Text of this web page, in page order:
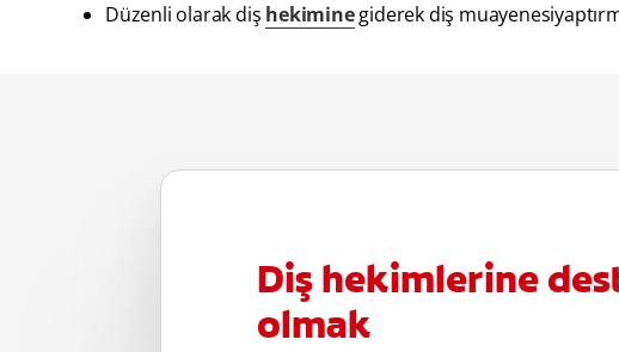
Düzenli olarak diş hekiminegiderek diş
Diş hekimlerine
olmak